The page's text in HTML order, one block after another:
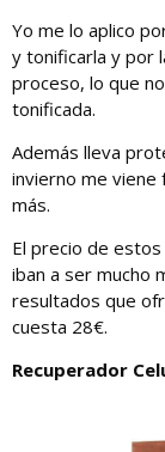
Yo me lo aplico
y tonificarla y por
proceso, lo que
tonificada.
Además lleva
invierno me viene
más.
El precio de
iban a ser mucho
resultados que
cuesta 28€.
Recuperador